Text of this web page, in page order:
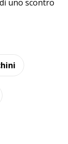
uno scontro